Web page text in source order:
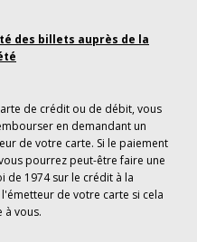
des billets auprès de la
de crédit ou de débit, vous
en demandant un
de votre carte. Si le paiement
pourrez peut-être faire une
de 1974 sur le crédit à la
de votre carte si cela
à vous.